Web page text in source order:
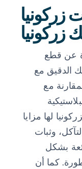
زركونيا
زركونيا
عن قطع
الدقيق مع
مع
لها مزايا
وثبات
بشكل
كما أن